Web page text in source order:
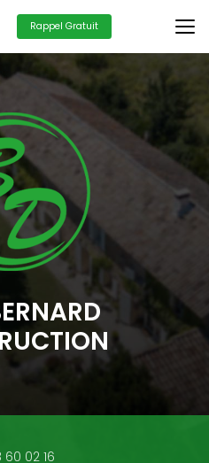
Rappel Gratuit
02 16